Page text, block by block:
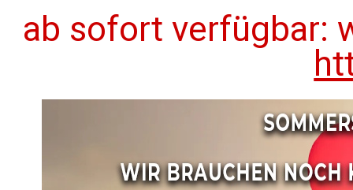
ab sofort verfügbar: